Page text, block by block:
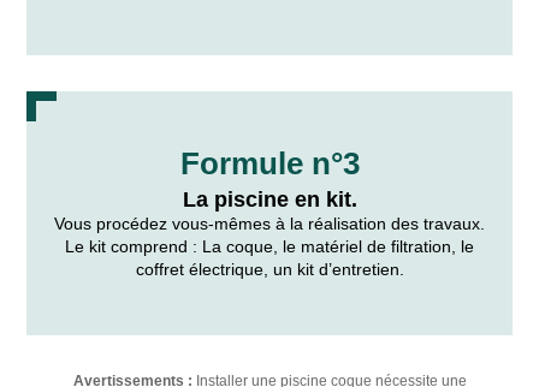
Formule n°3
La piscine en kit.
Vous procédez vous-mêmes à la réalisation des travaux.
Le kit comprend : La coque, le matériel de filtration, le
coffret électrique, un kit d’entretien.
Avertissements : Installer une piscine coque nécessite une